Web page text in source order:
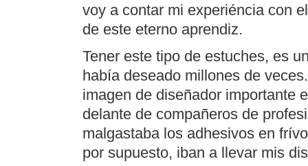
voy a contar mi experiéncia con
de este eterno aprendiz.
Tener este tipo de estuches, es
había deseado millones de
imagen de diseñador importante
delante de compañeros de
malgastaba los adhesivos en
por supuesto, iban a llevar mis